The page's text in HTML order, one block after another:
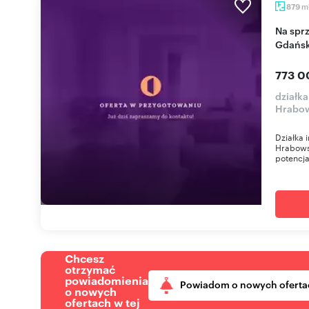
879 m
Na sprzedaż działka inwestycyjna 879 m² w
773
Chcesz
otrzymać
powiadomienia
o nowych
ofertach w tej
Powiadom o nowych